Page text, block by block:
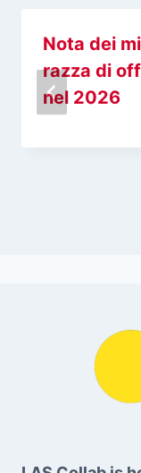
Nota dei
razza di
nel 2026